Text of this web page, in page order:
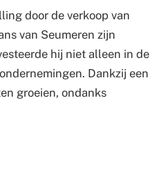
door de verkoop van
van Seumeren zijn
hij niet alleen in de
Dankzij een
groeien, ondanks